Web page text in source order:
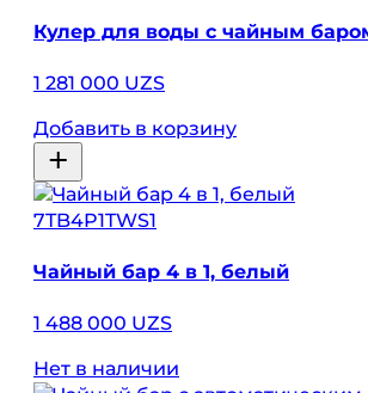
Кулер для воды с чайным
1 281 000 UZS
Добавить в корзину
7TB4P1TWS1
Чайный бар 4 в 1, белый
1 488 000 UZS
Нет в наличии